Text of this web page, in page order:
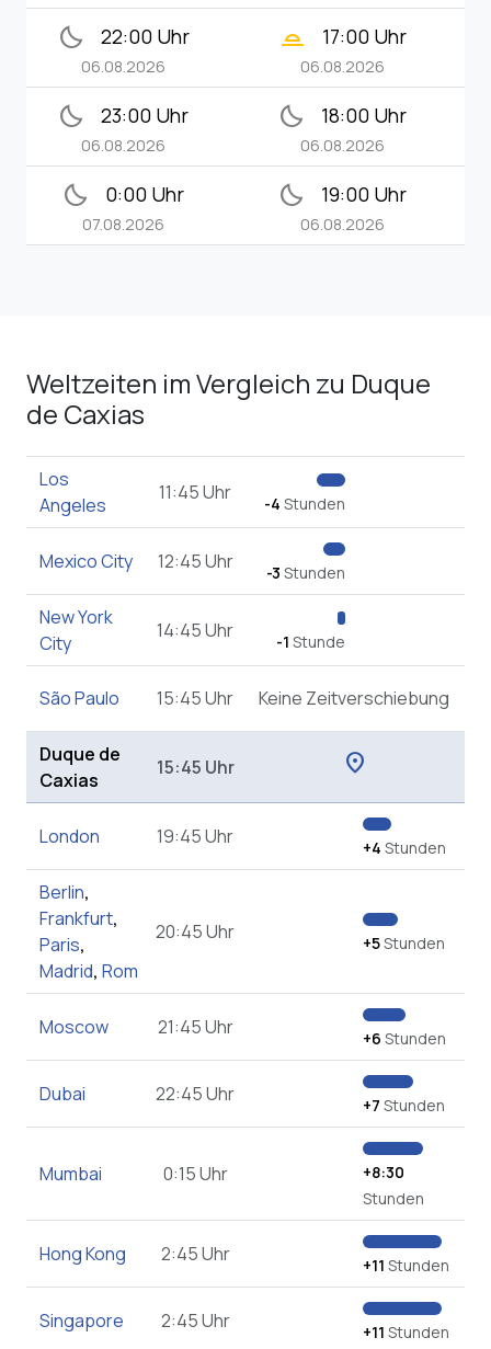
bedtime 22:00 Uhr
06.08.2026
wb_twilight_2 17:00 Uhr
06.08.2026
bedtime 23:00 Uhr
06.08.2026
bedtime 18:00 Uhr
06.08.2026
bedtime 0:00 Uhr
07.08.2026
bedtime 19:00 Uhr
06.08.2026
Weltzeiten im Vergleich zu Duque
de Caxias
Los
Angeles
11:45 Uhr -4 Stunden
Mexico City 12:45 Uhr -3 Stunden
New York
City
14:45 Uhr -1 Stunde
São Paulo 15:45 Uhr Keine Zeitverschiebung
Duque de
Caxias
15:45 Uhr location_on
London 19:45 Uhr +4 Stunden
Berlin,
Frankfurt,
Paris,
Madrid, Rom
20:45 Uhr +5Stunden
Moscow 21:45 Uhr +6 Stunden
Dubai 22:45 Uhr +7 Stunden
Mumbai 0:15 Uhr
+8:30
Stunden
Hong Kong 2:45 Uhr +11 Stunden
Singapore 2:45 Uhr +11 Stunden